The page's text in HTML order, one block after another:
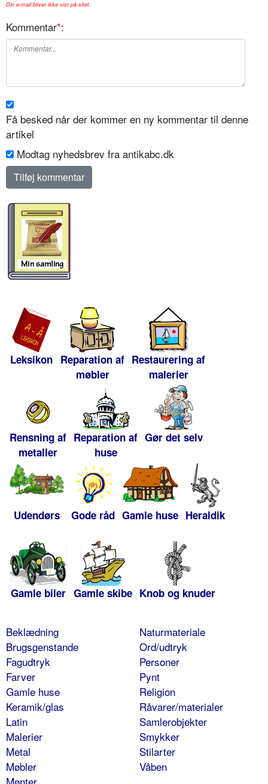
Din e-mail bliver ikke vist på sitet.
Kommentar*:
Få besked når der kommer en ny kommentar til denne
artikel
Modtag nyhedsbrev fra antikabc.dk
Leksikon Reparation af
møbler
Restaurering af
malerier
Rensning af
metaller
Reparation af
huse
Gør det selv
Udendørs Gode råd Gamle huse Heraldik
Gamle biler Gamle skibe Knob og knuder
Beklædning
Brugsgenstande
Fagudtryk
Farver
Gamle huse
Keramik/glas
Latin
Malerier
Metal
Møbler
Naturmateriale
Ord/udtryk
Personer
Pynt
Religion
Råvarer/materialer
Samlerobjekter
Smykker
Stilarter
Våben